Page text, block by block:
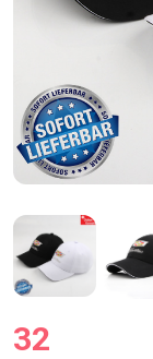
32